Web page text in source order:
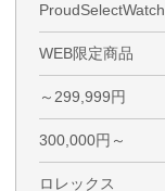
ProudSelectWatch
WEB限定商品
～299,999円
300,000円～
ロレックス